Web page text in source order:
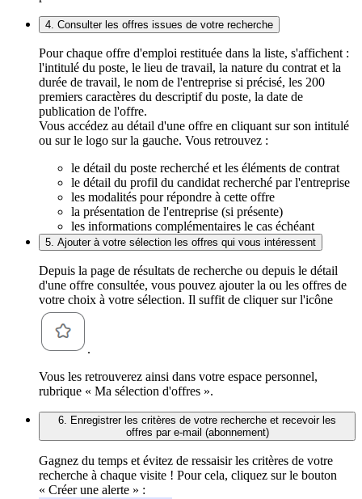
4. Consulter les offres issues de votre recherche
Pour chaque offre d'emploi restituée dans la liste, s'affichent :
l'intitulé du poste, le lieu de travail, la nature du contrat et la
durée de travail, le nom de l'entreprise si précisé, les 200
premiers caractères du descriptif du poste, la date de
publication de l'offre.
Vous accédez au détail d'une offre en cliquant sur son intitulé
ou sur le logo sur la gauche. Vous retrouvez :
le détail du poste recherché et les éléments de contrat
le détail du profil du candidat recherché par l'entreprise
les modalités pour répondre à cette offre
la présentation de l'entreprise (si présente)
les informations complémentaires le cas échéant
5. Ajouter à votre sélection les offres qui vous intéressent
Depuis la page de résultats de recherche ou depuis le détail
d'une offre consultée, vous pouvez ajouter la ou les offres de
votre choix à votre sélection. Il suffit de cliquer sur l'icône
.
Vous les retrouverez ainsi dans votre espace personnel,
rubrique « Ma sélection d'offres ».
6. Enregistrer les critères de votre recherche et recevoir les
offres par e-mail (abonnement)
Gagnez du temps et évitez de ressaisir les critères de votre
recherche à chaque visite ! Pour cela, cliquez sur le bouton
« Créer une alerte » :